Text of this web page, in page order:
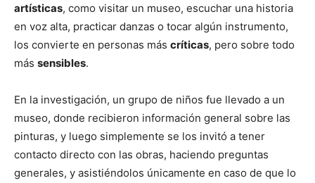
artísticas, como visitar un museo, escuchar una historia
en voz alta, practicar danzas o tocar algún instrumento,
los convierte en personas más críticas, pero sobre todo
más sensibles.
En la investigación, un grupo de niños fue llevado a un
museo, donde recibieron información general sobre las
pinturas, y luego simplemente se los invitó a tener
contacto directo con las obras, haciendo preguntas
generales, y asistiéndolos únicamente en caso de que lo